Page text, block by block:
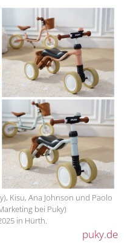
Kisu, Ana Johnson und Paolo
bei Puky)
in Hürth.
puky.de